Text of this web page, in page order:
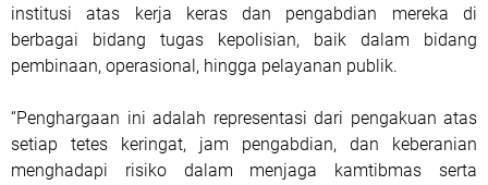
institusi atas kerja keras dan pengabdian mereka di
berbagai bidang tugas kepolisian, baik dalam bidang
pembinaan, operasional, hingga pelayanan publik.
“Penghargaan ini adalah representasi dari pengakuan atas
setiap tetes keringat, jam pengabdian, dan keberanian
menghadapi risiko dalam menjaga kamtibmas serta